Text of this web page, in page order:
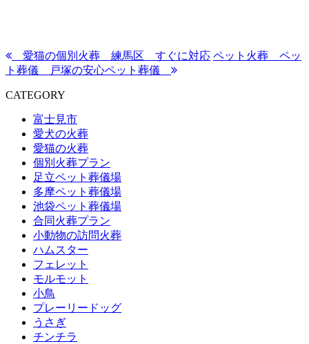
愛猫の個別火葬 練馬区 すぐに対応 ペット火葬 ペッ
ト葬儀 戸塚の安心ペット葬儀
CATEGORY
富士見市
愛犬の火葬
愛猫の火葬
個別火葬プラン
足立ペット葬儀場
多摩ペット葬儀場
池袋ペット葬儀場
合同火葬プラン
小動物の訪問火葬
ハムスター
フェレット
モルモット
小鳥
プレーリードッグ
うさぎ
チンチラ